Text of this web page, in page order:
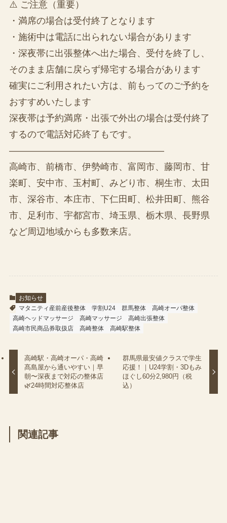
⚠️ ご注意（重要）
・満席の場合は受付終了となります
・施術中は電話に出られない場合があります
・深夜帯に出張整体へ出た場合、受付を終了し、
そのまま店舗に戻らず帰宅する場合があります
確実にご利用されたい方は、前もってのご予約を
おすすめいたします
深夜帯は予約満席・出張で外出の場合は受付終了
するので電話対応終了もです。
—————————————————
高崎市、前橋市、伊勢崎市、富岡市、藤岡市、甘
楽町、安中市、玉村町、みどり市、桐生市、太田
市、深谷市、本庄市、下仁田町、松井田町、熊谷
市、足利市、宇都宮市、埼玉県、栃木県、長野県
など周辺地域からも多数来店。
お知らせ
マタニティ産前産後整体
学割U24 群馬整体
高崎オーパ整体
高崎ヘッドマッサージ
高崎マッサージ
高崎出張整体
高崎市民商品券取扱店
高崎整体 高崎駅整体
高崎駅・高崎オーパ・高崎
髙島屋から通いやすい｜早
朝〜深夜まで対応の整体店
🌿24時間対応整体店
群馬県最安値クラスで学生
応援！｜U24学割・3Dもみ
ほぐし60分2,980円（税
込）
関連記事